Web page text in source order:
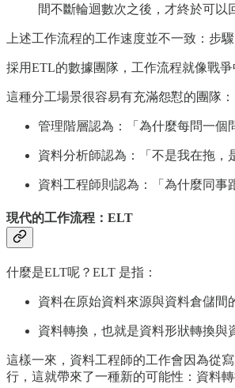
間不斷輪迴數次之後，才終於可以
上述工作流程的工作速度並不一致：步
採用ETL的數據團隊，工作流程就像戰
這種分工場景很容易有充滿怨懟的團隊：
管理階層認為：「為什麼每問一個
資料分析師認為：「不是我在拖，
資料工程師則認為：「為什麼同事
現代的工作流程：ELT
什麼是ELT呢？ELT 是指：
資料在原始資料來源與資料倉儲間
資料轉換，也就是資料形狀轉換與
這樣一來，資料工程師的工作會因為從
行，這就帶來了一種新的可能性：資料